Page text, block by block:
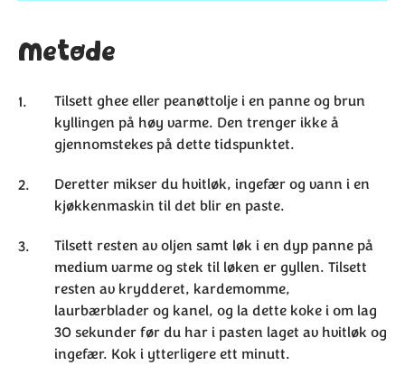
Metode
Tilsett ghee eller peanøttolje i en panne og brun
kyllingen på høy varme. Den trenger ikke å
gjennomstekes på dette tidspunktet.
Deretter mikser du hvitløk, ingefær og vann i en
kjøkkenmaskin til det blir en paste.
Tilsett resten av oljen samt løk i en dyp panne på
medium varme og stek til løken er gyllen. Tilsett
resten av krydderet, kardemomme,
laurbærblader og kanel, og la dette koke i om lag
30 sekunder før du har i pasten laget av hvitløk og
ingefær. Kok i ytterligere ett minutt.